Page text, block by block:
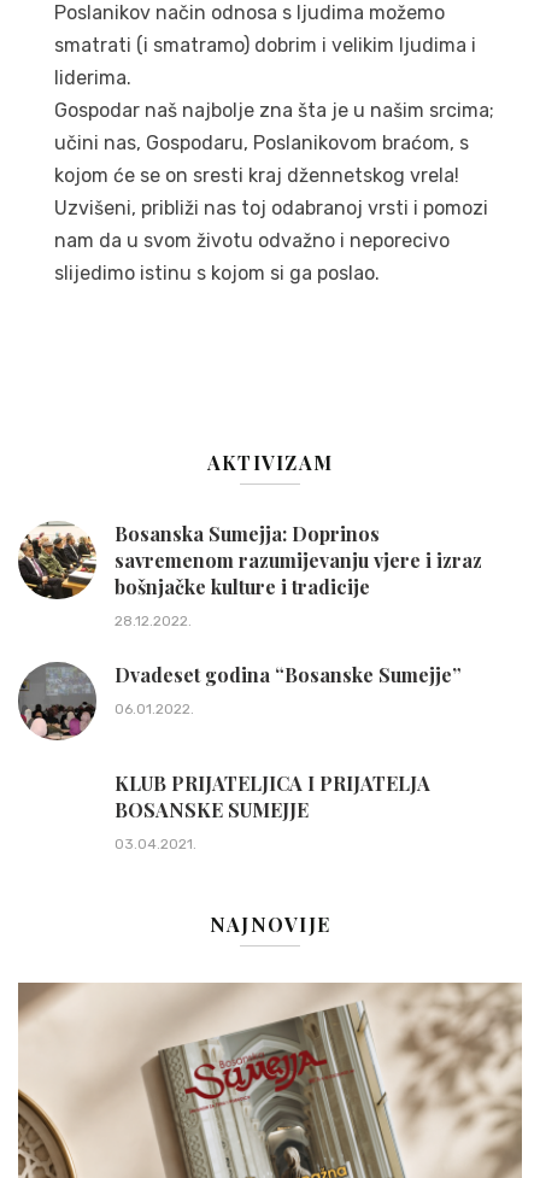
Poslanikov način odnosa s ljudima možemo
smatrati (i smatramo) dobrim i velikim ljudima i
liderima.
Gospodar naš najbolje zna šta je u našim srcima;
učini nas, Gospodaru, Poslanikovom braćom, s
kojom će se on sresti kraj džennetskog vrela!
Uzvišeni, približi nas toj odabranoj vrsti i pomozi
nam da u svom životu odvažno i neporecivo
slijedimo istinu s kojom si ga poslao.
AKTIVIZAM
Bosanska Sumejja: Doprinos
savremenom razumijevanju vjere i izraz
bošnjačke kulture i tradicije
28.12.2022.
Dvadeset godina “Bosanske Sumejje”
06.01.2022.
KLUB PRIJATELJICA I PRIJATELJA
BOSANSKE SUMEJJE
03.04.2021.
NAJNOVIJE